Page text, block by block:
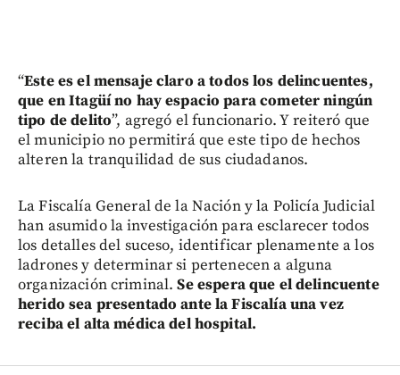
“Este es el mensaje claro a todos los delincuentes,
que en Itagüí no hay espacio para cometer ningún
tipo de delito”, agregó el funcionario. Y reiteró que
el municipio no permitirá que este tipo de hechos
alteren la tranquilidad de sus ciudadanos.
La Fiscalía General de la Nación y la Policía Judicial
han asumido la investigación para esclarecer todos
los detalles del suceso, identificar plenamente a los
ladrones y determinar si pertenecen a alguna
organización criminal.Se espera que el delincuente
herido sea presentado ante la Fiscalía una vez
reciba el alta médica del hospital.